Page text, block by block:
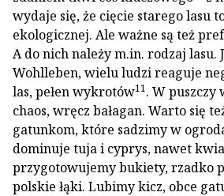
wydaje się, że cięcie starego lasu
ekologicznej. Ale ważne są też
A do nich należy m.in. rodzaj
Wohlleben, wielu ludzi reaguje
las, pełen wykrotów11. W puszczy
chaos, wręcz bałagan. Warto się
gatunkom, które sadzimy w
dominuje tuja i cyprys, nawet
przygotowujemy bukiety, rzadko
polskie łąki. Lubimy kicz, obce